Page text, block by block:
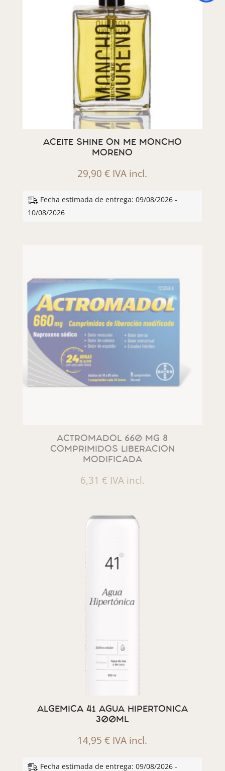
ACEITE SHINE ON ME MONCHO
MORENO
29,90€ IVA incl.
Fecha estimada de entrega: 09/08/2026 -
10/08/2026
ACTROMADOL 660 MG 8
COMPRIMIDOS LIBERACION
MODIFICADA
6,31 € IVA incl.
ALGEMICA 41 AGUA HIPERTONICA
300ML
14,95€ IVA incl.
Fecha estimada de entrega: 09/08/2026 -